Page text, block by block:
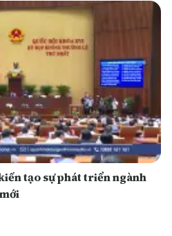
tạo sự phát triển ngành